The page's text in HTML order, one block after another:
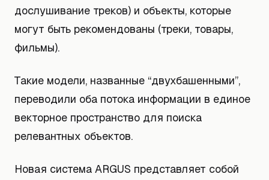
дослушивание треков) и объекты, которые
могут быть рекомендованы (треки, товары,
фильмы).
Такие модели, названные “двухбашенными”,
переводили оба потока информации в единое
векторное пространство для поиска
релевантных объектов.
Новая система ARGUS представляет собой